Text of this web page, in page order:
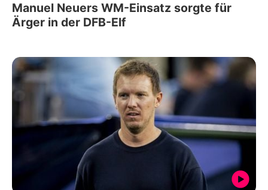
Manuel Neuers WM-Einsatz sorgte für
Ärger in der DFB-Elf